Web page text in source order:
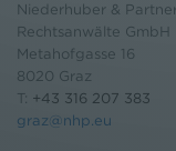
Niederhuber & Partner
Rechtsanwälte GmbH
Metahofgasse 16
8020 Graz
T: +43 316 207 383
graz@nhp.eu